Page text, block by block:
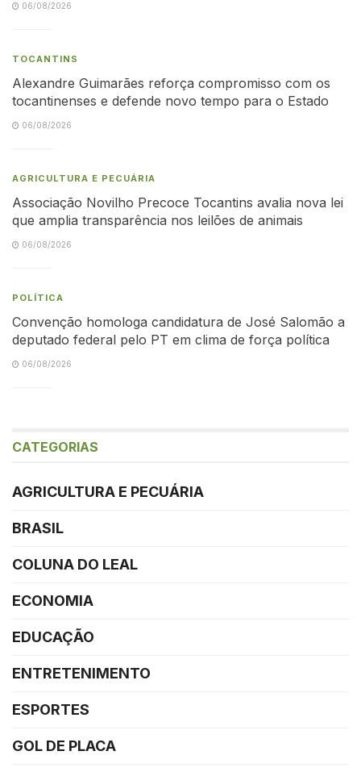
06/08/2026
TOCANTINS
Alexandre Guimarães reforça compromisso com os
tocantinenses e defende novo tempo para o Estado
06/08/2026
AGRICULTURA E PECUÁRIA
Associação Novilho Precoce Tocantins avalia nova lei
que amplia transparência nos leilões de animais
06/08/2026
POLÍTICA
Convenção homologa candidatura de José Salomão a
deputado federal pelo PT em clima de força política
06/08/2026
CATEGORIAS
AGRICULTURA E PECUÁRIA
BRASIL
COLUNA DO LEAL
ECONOMIA
EDUCAÇÃO
ENTRETENIMENTO
ESPORTES
GOL DE PLACA